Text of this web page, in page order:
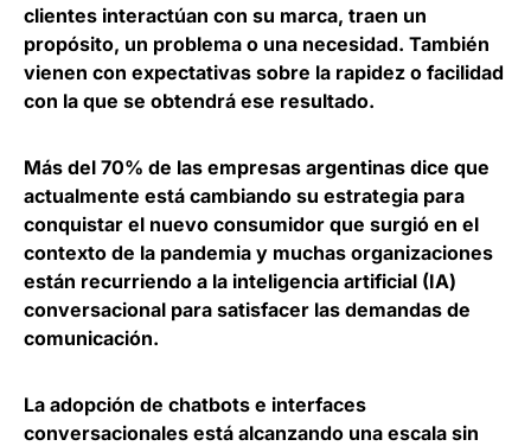
clientes interactúan con su marca, traen un
propósito, un problema o una necesidad. También
vienen con expectativas sobre la rapidez o facilidad
con la que se obtendrá ese resultado.
Más del 70% de las empresas argentinas dice que
actualmente está cambiando su estrategia para
conquistar el nuevo consumidor que surgió en el
contexto de la pandemia y muchas organizaciones
están recurriendo a la inteligencia artificial (IA)
conversacional para satisfacer las demandas de
comunicación.
La adopción de chatbots e interfaces
conversacionales está alcanzando una escala sin